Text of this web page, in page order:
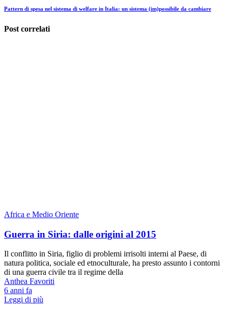
Pattern di spesa nel sistema di welfare in Italia: un sistema (im)possibile da cambiare
Post correlati
Africa e Medio Oriente
Guerra in Siria: dalle origini al 2015
Il conflitto in Siria, figlio di problemi irrisolti interni al Paese, di
natura politica, sociale ed etnoculturale, ha presto assunto i contorni
di una guerra civile tra il regime della
Anthea Favoriti
6 anni fa
Leggi di più